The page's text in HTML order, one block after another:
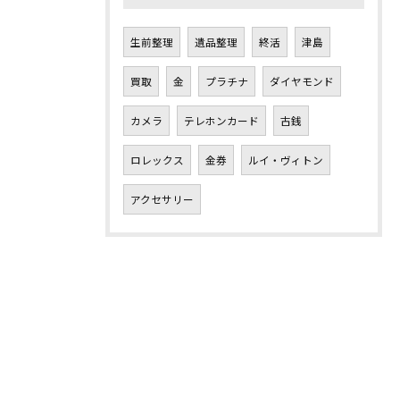
生前整理 遺品整理 終活 津島
買取 金 プラチナ ダイヤモンド
カメラ テレホンカード 古銭
ロレックス 金券 ルイ・ヴィトン
アクセサリー